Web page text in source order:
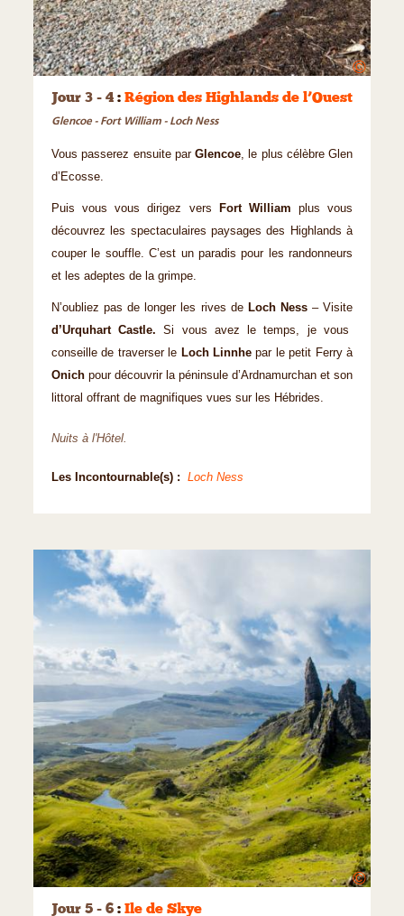
©
Jour 3 - 4 : Région des Highlands de l’Ouest
Glencoe - Fort William - Loch Ness
Vous passerez ensuite par Glencoe, le plus célèbre Glen
d’Ecosse.
Puis vous vous dirigez vers Fort William plus vous
découvrez les spectaculaires paysages des Highlands à
couper le souffle. C’est un paradis pour les randonneurs
et les adeptes de la grimpe.
N’oubliez pas de longer les rives de Loch Ness – Visite
d’Urquhart Castle. Si vous avez le temps, je vous
conseille de traverser le Loch Linnhepar le petit Ferry à
Onich pour découvrir la péninsule d’Ardnamurchan et son
littoral offrant de magnifiques vues sur les Hébrides.
Nuits à l'Hôtel.
Les Incontournable(s) : Loch Ness
©
Jour 5 - 6 : Ile de Skye